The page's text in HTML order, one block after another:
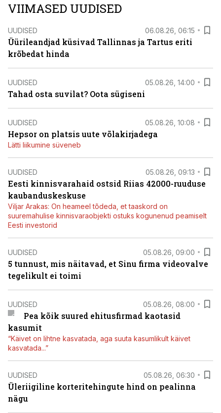
VIIMASED UUDISED
UUDISED 06.08.26, 06:15
Üürileandjad küsivad Tallinnas ja Tartus eriti
krõbedat hinda
UUDISED 05.08.26, 14:00
Tahad osta suvilat? Oota sügiseni
UUDISED 05.08.26, 10:08
Hepsor on platsis uute võlakirjadega
Lätti liikumine süveneb
UUDISED 05.08.26, 09:13
Eesti kinnisvarahaid ostsid Riias 42000-ruuduse
kaubanduskeskuse
Viljar Arakas: On heameel tõdeda, et taaskord on
suuremahulise kinnisvaraobjekti ostuks kogunenud peamiselt
Eesti investorid
UUDISED 05.08.26, 09:00
5 tunnust, mis näitavad, et Sinu firma videovalve
tegelikult ei toimi
UUDISED 05.08.26, 08:00
Pea kõik suured ehitusfirmad kaotasid
kasumit
“Käivet on lihtne kasvatada, aga suuta kasumlikult käivet
kasvatada...”
UUDISED 05.08.26, 06:30
Üleriigiline korteritehingute hind on pealinna
nägu